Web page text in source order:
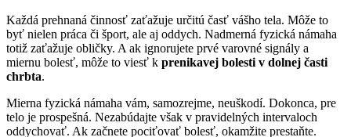
Každá prehnaná činnosť zaťažuje určitú časť vášho tela. Môže to
byť nielen práca či šport, ale aj oddych. Nadmerná fyzická námaha
totiž zaťažuje obličky. A ak ignorujete prvé varovné signály a
miernu bolesť, môže to viesť k prenikavej bolesti v dolnej časti
chrbta.
Mierna fyzická námaha vám, samozrejme, neuškodí. Dokonca, pre
telo je prospešná. Nezabúdajte však v pravidelných intervaloch
oddychovať. Ak začnete pociťovať bolesť, okamžite prestaňte.